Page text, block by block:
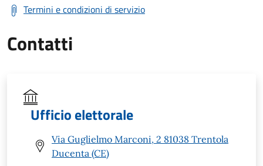
Termini e condizioni di servizio
Contatti
Ufficio elettorale
Via Guglielmo Marconi, 2 81038 Trentola
Ducenta (CE)